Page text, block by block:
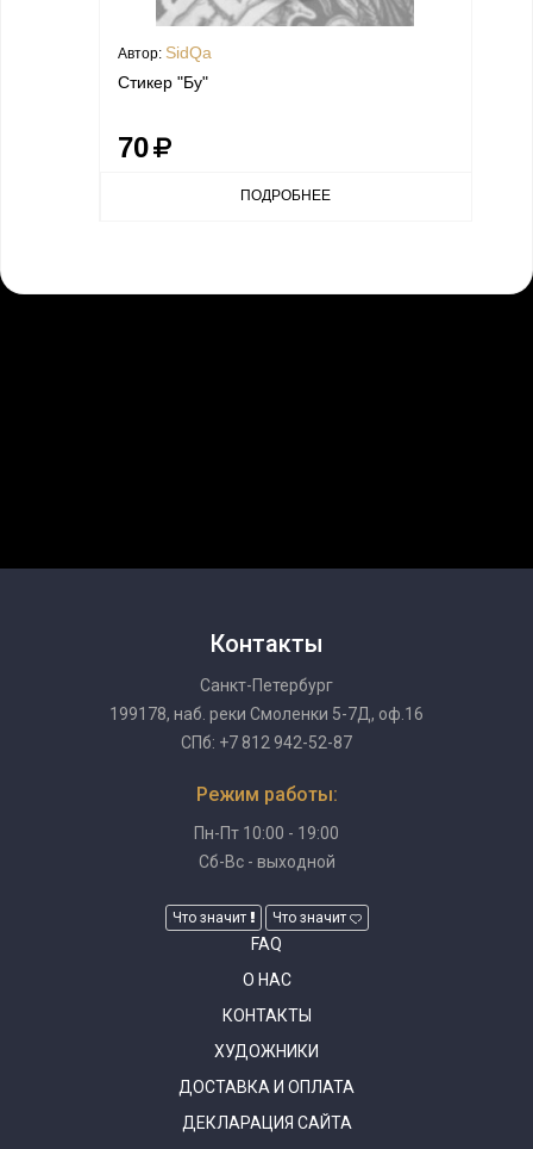
Автор: SidQa
Стикер "Бу"
70
ПОДРОБНЕЕ
Контакты
Санкт-Петербург
199178, наб. реки Смоленки 5-7Д, оф.16
СПб: +7 812 942-52-87
Режим работы:
Пн-Пт 10:00 - 19:00
Сб-Вс - выходной
Что значит Что значит
FAQ
О НАС
КОНТАКТЫ
ХУДОЖНИКИ
ДОСТАВКА И ОПЛАТА
ДЕКЛАРАЦИЯ САЙТА